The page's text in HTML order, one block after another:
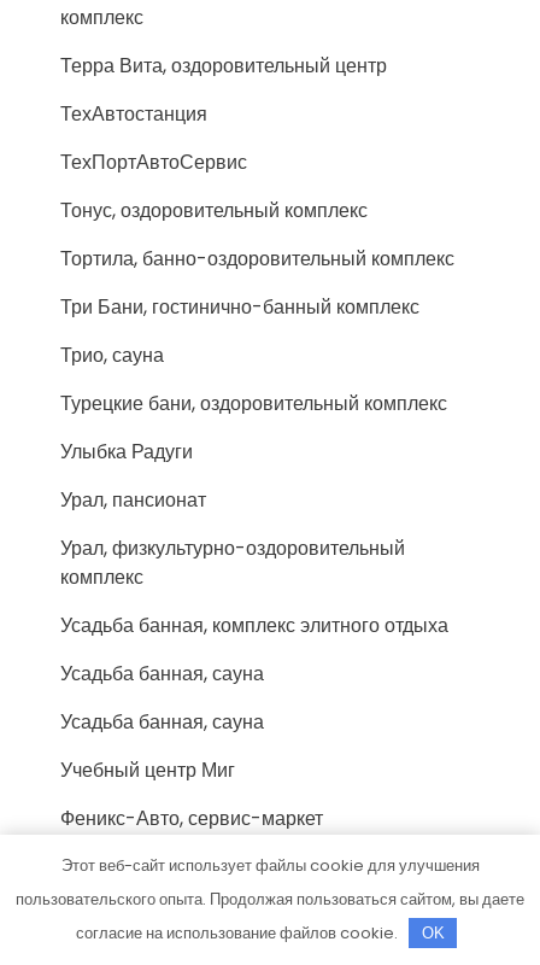
комплекс
Терра Вита, оздоровительный центр
ТехАвтостанция
ТехПортАвтоСервис
Тонус, оздоровительный комплекс
Тортила, банно-оздоровительный комплекс
Три Бани, гостинично-банный комплекс
Трио, сауна
Турецкие бани, оздоровительный комплекс
Улыбка Радуги
Урал, пансионат
Урал, физкультурно-оздоровительный
комплекс
Усадьба банная, комплекс элитного отдыха
Усадьба банная, сауна
Усадьба банная, сауна
Учебный центр Миг
Феникс-Авто, сервис-маркет
Форис, торгово-монтажная компания
Этот веб-сайт использует файлы cookie для улучшения
пользовательского опыта. Продолжая пользоваться сайтом, вы даете
согласие на использование файлов cookie.
OK